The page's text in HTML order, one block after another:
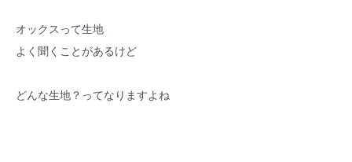
オックスって生地
よく聞くことがあるけど
どんな生地？ってなりますよね